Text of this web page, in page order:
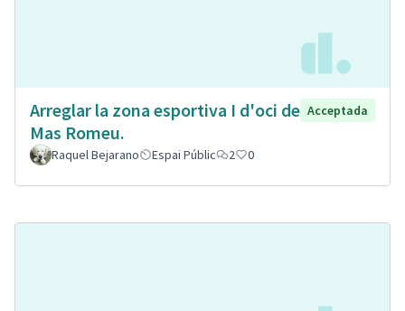
Arreglar la zona esportiva I d'oci de
Mas Romeu.
Acceptada
Raquel Bejarano Espai Públic 2 0